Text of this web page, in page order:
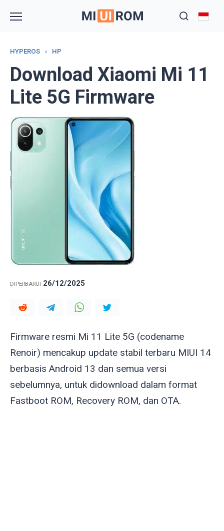
HYPEROS › HP
Download Xiaomi Mi 11
Lite 5G Firmware
DIPERBARUI 26/12/2025
Firmware resmi Mi 11 Lite 5G (codename
Renoir) mencakup update stabil terbaru MIUI 14
berbasis Android 13 dan semua versi
sebelumnya, untuk didownload dalam format
Fastboot ROM, Recovery ROM, dan OTA.